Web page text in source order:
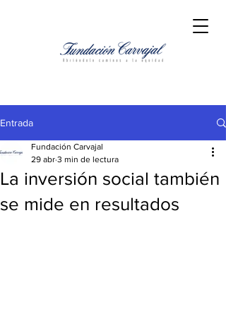
Entrada
La inversión social también
se mide en resultados
Fundación Carvajal
29 abr 3 min de lectura